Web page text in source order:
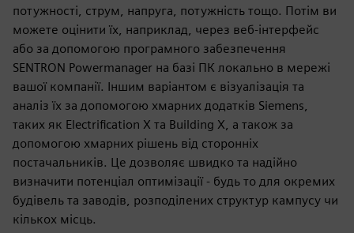
потужності, струм, напруга, потужність тощо. Потім ви
можете оцінити їх, наприклад, через веб-інтерфейс
або за допомогою програмного забезпечення
SENTRON Powermanager на базі ПК локально в мережі
вашої компанії. Іншим варіантом є візуалізація та
аналіз їх за допомогою хмарних додатків Siemens,
таких як Electrification X та Building X, а також за
допомогою хмарних рішень від сторонніх
постачальників. Це дозволяє швидко та надійно
визначити потенціал оптимізації - будь то для окремих
будівель та заводів, розподілених структур кампусу чи
кількох місць.